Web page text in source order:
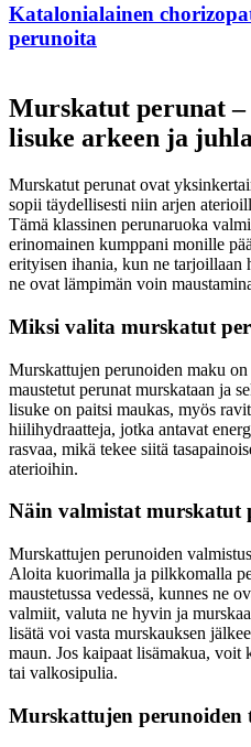
Katalonialainen
perunoita
Murskatut perunat
lisuke arkeen ja
Murskatut perunat ovat
sopii täydellisesti niin arjen
Tämä klassinen perunaruoka
erinomainen kumppani monille
erityisen ihania, kun ne tarjoillaan
ne ovat lämpimän voin
Miksi valita murskatut
Murskattujen perunoiden maku
maustetut perunat murskataan ja
lisuke on paitsi maukas, myös
hiilihydraatteja, jotka antavat
rasvaa, mikä tekee siitä
aterioihin.
Näin valmistat murskatut
Murskattujen perunoiden
Aloita kuorimalla ja pilkkomalla
maustetussa vedessä, kunnes ne
valmiit, valuta ne hyvin ja
lisätä voi vasta murskauksen
maun. Jos kaipaat lisämakua, voit
tai valkosipulia.
Murskattujen